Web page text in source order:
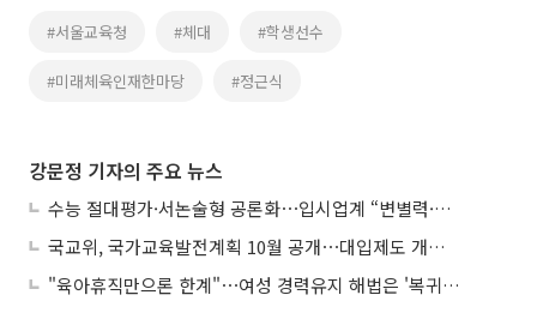
#서울교육청 #체대 #학생선수
#미래체육인재한마당 #정근식
강문정 기자의 주요 뉴스
수능 절대평가·서논술형 공론화⋯입시업계 “변별력·사교육 대책 먼저”
국교위, 국가교육발전계획 10월 공개⋯대입제도 개편 공론화 추진
"육아휴직만으론 한계"⋯여성 경력유지 해법은 '복귀 후 유연근무’